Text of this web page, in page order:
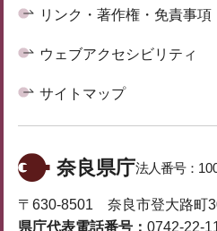
リンク・著作権・免責事項
ウェブアクセシビリティ
サイトマップ
奈良県庁法人番号：
〒630-8501 奈良市登大路町
県庁代表電話番号： 0742-22-